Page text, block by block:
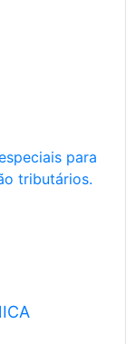
para
tributários.